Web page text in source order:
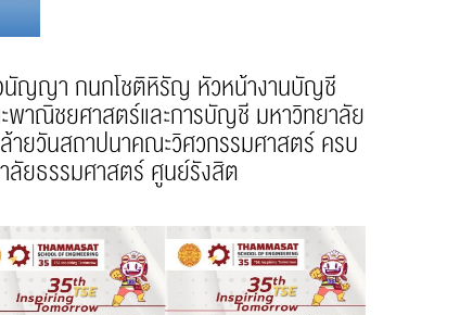
ญญา กนกโชติหิรัญ หัวหน้างานบัญชี
าณิชยศาสตร์และการบัญชี มหาวิทยาลัย
ายวันสถาปนาคณะวิศวกรรมศาสตร์ ครบ
ยธรรมศาสตร์ ศูนย์รังสิต